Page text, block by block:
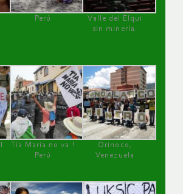
Perú
Valle del Elqui
sin minería.
Tía María no va !
Perú
Orinoco,
Venezuela